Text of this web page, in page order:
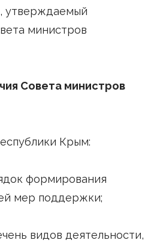
утверждаемый
министров
Совета министров
Крым:
формирования
мер поддержки;
видов деятельности,